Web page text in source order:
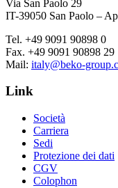
Via San Paolo 29
IT-39050 San Paolo –
Tel. +49 9091 90898 0
Fax. +49 9091 90898 29
Mail: italy@beko-
Link
Società
Carriera
Sedi
Protezione dei dati
CGV
Colophon